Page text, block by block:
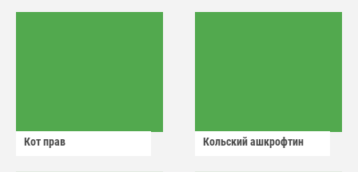
Кот прав Кольский ашкрофтин